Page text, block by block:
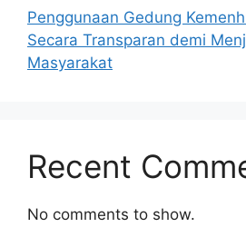
Penggunaan Gedung
Secara Transparan demi
Masyarakat
Recent
No comments to show.